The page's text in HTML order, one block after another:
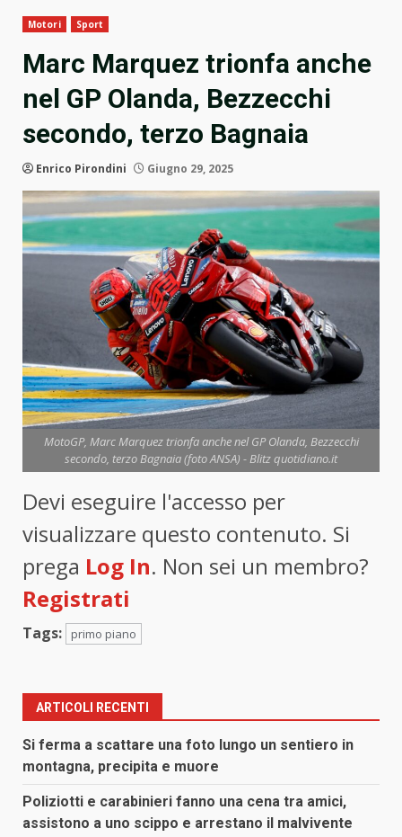
Motori Sport
Marc Marquez trionfa anche
nel GP Olanda, Bezzecchi
secondo, terzo Bagnaia
Enrico Pirondini Giugno 29, 2025
MotoGP, Marc Marquez trionfa anche nel GP Olanda, Bezzecchi
secondo, terzo Bagnaia (foto ANSA) - Blitz quotidiano.it
Devi eseguire l'accesso per
visualizzare questo contenuto. Si
prega Log In. Non sei un membro?
Registrati
Tags: primo piano
ARTICOLI RECENTI
Si ferma a scattare una foto lungo un sentiero in
montagna, precipita e muore
Poliziotti e carabinieri fanno una cena tra amici,
assistono a uno scippo e arrestano il malvivente